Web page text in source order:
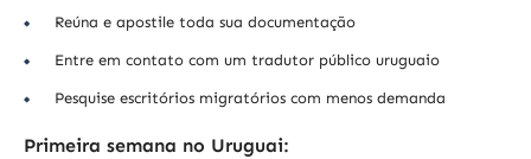
Reúna e apostile toda sua documentação
Entre em contato com um tradutor público uruguaio
Pesquise escritórios migratórios com menos demanda
Primeira semana no Uruguai: